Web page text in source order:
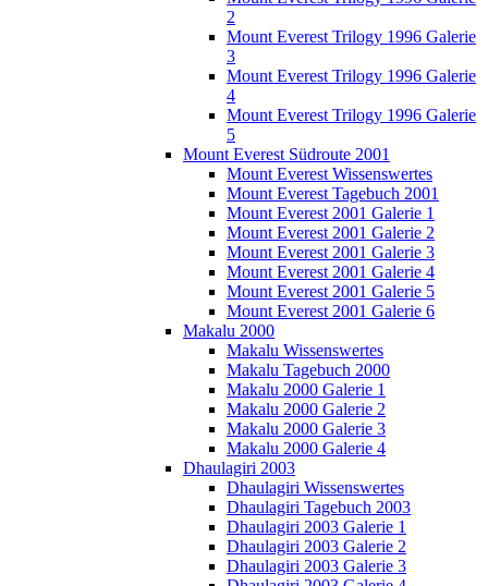
2
Mount Everest Trilogy 1996 Galerie
3
Mount Everest Trilogy 1996 Galerie
4
Mount Everest Trilogy 1996 Galerie
5
Mount Everest Südroute 2001
Mount Everest Wissenswertes
Mount Everest Tagebuch 2001
Mount Everest 2001 Galerie 1
Mount Everest 2001 Galerie 2
Mount Everest 2001 Galerie 3
Mount Everest 2001 Galerie 4
Mount Everest 2001 Galerie 5
Mount Everest 2001 Galerie 6
Makalu 2000
Makalu Wissenswertes
Makalu Tagebuch 2000
Makalu 2000 Galerie 1
Makalu 2000 Galerie 2
Makalu 2000 Galerie 3
Makalu 2000 Galerie 4
Dhaulagiri 2003
Dhaulagiri Wissenswertes
Dhaulagiri Tagebuch 2003
Dhaulagiri 2003 Galerie 1
Dhaulagiri 2003 Galerie 2
Dhaulagiri 2003 Galerie 3